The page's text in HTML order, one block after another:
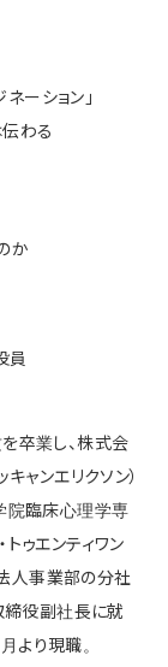
ーション」
わる
か
員
卒業し、株式会
ャンエリクソン）
院臨床心理学専
ゥエンティワン
人事業部の分社
締役副社長に就
より現職。